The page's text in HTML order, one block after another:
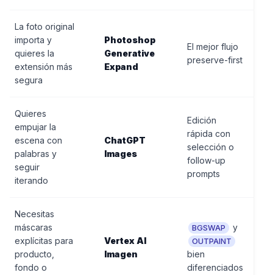
La foto original
importa y
quieres la
extensión más
segura
Photoshop
Generative
Expand
El mejor flujo
preserve-first
Quieres
empujar la
escena con
palabras y
seguir
iterando
ChatGPT
Images
Edición
rápida con
selección o
follow-up
prompts
Necesitas
máscaras
explícitas para
producto,
fondo o
Vertex AI
Imagen
BGSWAP y
OUTPAINT
bien
diferenciados